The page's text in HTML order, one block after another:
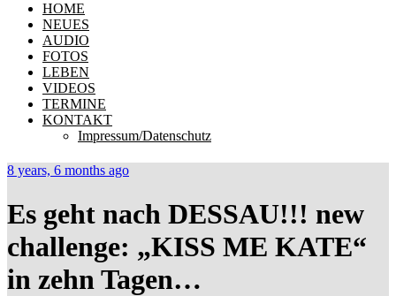
HOME
NEUES
AUDIO
FOTOS
LEBEN
VIDEOS
TERMINE
KONTAKT
Impressum/Datenschutz
8 years, 6 months ago
Es geht nach DESSAU!!! new
challenge: „KISS ME KATE“
in zehn Tagen…